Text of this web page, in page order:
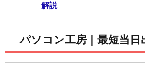
解説
パソコン工房｜最短当日